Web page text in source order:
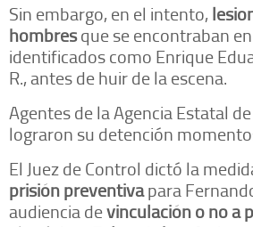
Sin embargo, en el intento,
hombresque se encontraban
identificados como Enrique
R., antes de huir de la escena.
Agentes de la Agencia Estatal
lograron su detención
El Juez de Control dictó la
prisión preventivapara
audiencia devinculación o no a